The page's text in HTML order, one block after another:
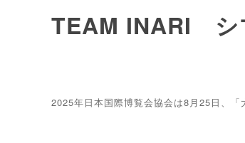
TEAM INARI シ
2025年日本国際博覧会協会は8月25日、「